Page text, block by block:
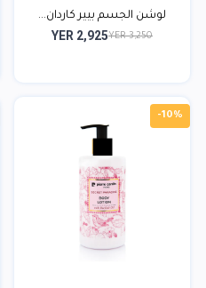
لوشن الجسم بيير كاردان...
YER 3,250
YER 2,925
-10%